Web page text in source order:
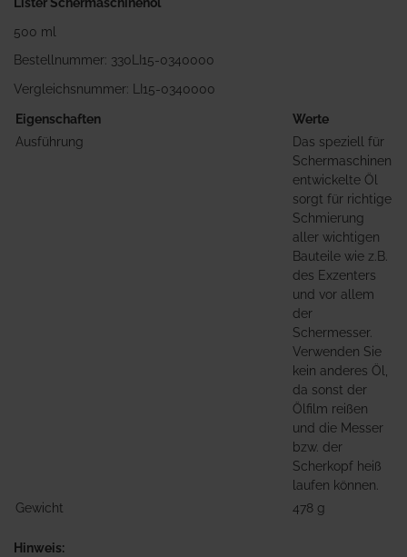
Lister Schermaschinenöl
500 ml
Bestellnummer: 330LI15-0340000
Vergleichsnummer: LI15-0340000
Eigenschaften
Werte
Ausführung
Das speziell für
Schermaschinen
entwickelte Öl
sorgt für richtige
Schmierung
aller wichtigen
Bauteile wie z.B.
des Exzenters
und vor allem
der
Schermesser.
Verwenden Sie
kein anderes Öl,
da sonst der
Ölfilm reißen
und die Messer
bzw. der
Scherkopf heiß
laufen können.
Gewicht
478 g
Hinweis: